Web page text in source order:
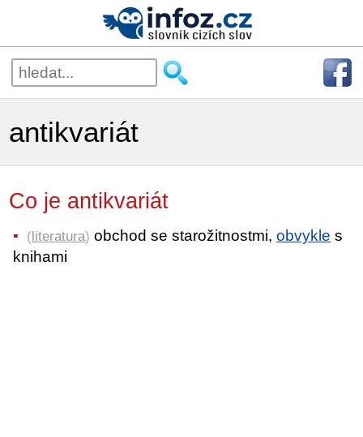
antikvariát
Co je antikvariát
(literatura) obchod se starožitnostmi,obvykle s
knihami